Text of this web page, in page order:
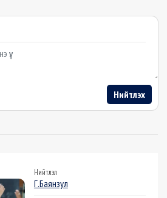
Нийтлэх
Нийтлэл
Г.Баянзул